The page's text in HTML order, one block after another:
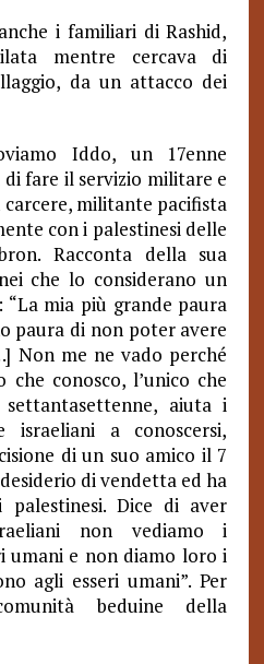
i familiari di Rashid,
mentre cercava di
da un attacco dei
Iddo, un 17enne
fare il servizio militare e
militante pacifista
con i palestinesi delle
Racconta della sua
che lo considerano un
mia più grande paura
paura di non poter avere
Non me ne vado perché
che conosco, l’unico che
settantasettenne, aiuta i
israeliani a conoscersi,
di un suo amico il 7
di vendetta ed ha
palestinesi. Dice di aver
non vediamo i
umani e non diamo loro i
agli esseri umani”. Per
beduine della